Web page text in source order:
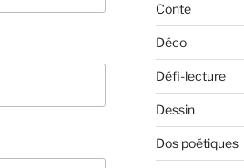
Conte
Déco
Défi-lecture
Dessin
Dos poétiques